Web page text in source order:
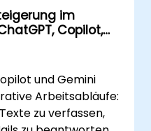
im
Copilot,
und Gemini
Arbeitsabläufe:
zu verfassen,